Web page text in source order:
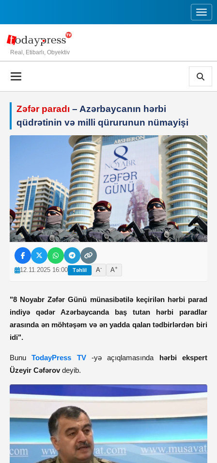
Real, Etibarlı, Obyektiv
Zəfər paradı – Azərbaycanın hərbi
qüdrətinin və milli qürurunun nümayişi
12.11.2025 16:00 Təhlil A- A+
"8 Noyabr Zəfər Günü münasibətilə keçirilən hərbi parad
indiyə qədər Azərbaycanda baş tutan hərbi paradlar
arasında ən möhtəşəm və ən yadda qalan tədbirlərdən biri
idi".
BunuTodayPress TV -yə açıqlamasında hərbi ekspert
Üzeyir Cəfərovdeyib.